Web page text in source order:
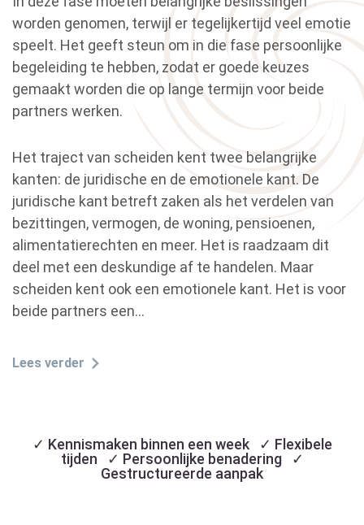
worden genomen, terwijl er tegelijkertijd veel emotie
speelt. Het geeft steun om in die fase persoonlijke
begeleiding te hebben, zodat er goede keuzes
gemaakt worden die op lange termijn voor beide
partners werken.
Het traject van scheiden kent twee belangrijke
kanten: de juridische en de emotionele kant. De
juridische kant betreft zaken als het verdelen van
bezittingen, vermogen, de woning, pensioenen,
alimentatierechten en meer. Het is raadzaam dit
deel met een deskundige af te handelen. Maar
scheiden kent ook een emotionele kant. Het is voor
beide partners een…
Lees verder
✓ Kennismaken binnen een week ✓ Flexibele
tijden ✓ Persoonlijke benadering ✓
Gestructureerde aanpak